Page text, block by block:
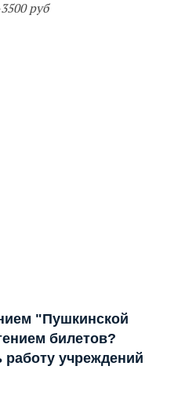
руб
"Пушкинской
билетов?
работу учреждений